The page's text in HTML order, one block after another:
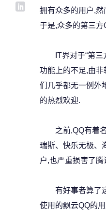
拥有众多的用户,
于是,众多的第三方
IT界对于“第三方
功能上的不足,由非
们几乎都无一例外
的热烈欢迎.
之前,QQ有着名
瑞斯、快乐无极、
户,也严重损害了
有好事者算了这
使用的飘云QQ的